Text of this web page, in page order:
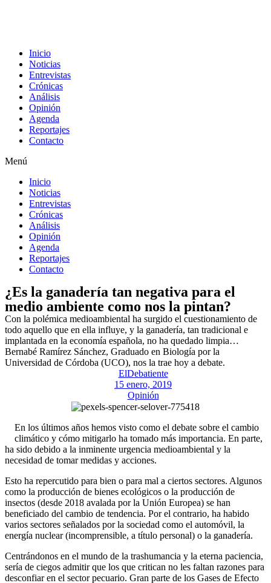
Inicio
Noticias
Entrevistas
Crónicas
Análisis
Opinión
Agenda
Reportajes
Contacto
Menú
Inicio
Noticias
Entrevistas
Crónicas
Análisis
Opinión
Agenda
Reportajes
Contacto
¿Es la ganadería tan negativa para el
medio ambiente como nos la pintan?
Con la polémica medioambiental ha surgido el cuestionamiento de
todo aquello que en ella influye, y la ganadería, tan tradicional e
implantada en la economía española, no ha quedado limpia…
Bernabé Ramírez Sánchez, Graduado en Biología por la
Universidad de Córdoba (UCO), nos la trae hoy a debate.
ElDebatiente
15 enero, 2019
Opinión
En los últimos años hemos visto como el debate sobre el cambio
climático y cómo mitigarlo ha tomado más importancia. En parte,
ha sido debido a la inminente urgencia medioambiental y la
necesidad de tomar medidas y acciones.
Esto ha repercutido para bien o para mal a ciertos sectores. Algunos
como la producción de bienes ecológicos o la producción de
insectos (desde 2018 avalada por la Unión Europea) se han
beneficiado del cambio de tendencia. Por el contrario, ha habido
varios sectores señalados por la sociedad como el automóvil, la
energía nuclear (incomprensible, a título personal) o la ganadería.
Centrándonos en el mundo de la trashumancia y la eterna paciencia,
sería de ciegos admitir que los que critican no les faltan razones para
desconfiar en el sector pecuario. Gran parte de los Gases de Efecto